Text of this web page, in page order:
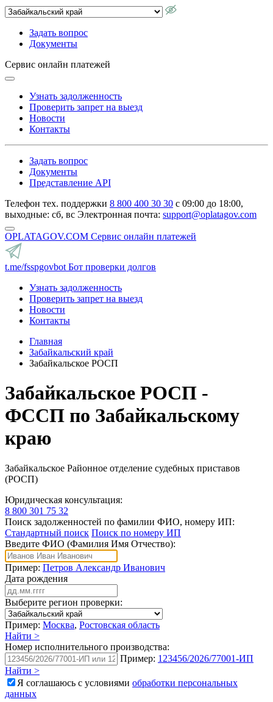
Задать вопрос
Документы
Сервис онлайн платежей
Узнать задолженность
Проверить запрет на выезд
Новости
Контакты
Задать вопрос
Документы
Представление API
Телефон тех. поддержки 8 800 400 30 30 с 09:00 до 18:00,
выходные: сб, вс Электронная почта: support@oplatagov.com
OPLATAGOV.COM Сервис онлайн платежей
t.me/fsspgovbot Бот проверки долгов
Узнать задолженность
Проверить запрет на выезд
Новости
Контакты
Главная
Забайкальский край
Забайкальское РОСП
Забайкальское РОСП -
ФССП по Забайкальскому
краю
Забайкальское Районное отделение судебных приставов
(РОСП)
Юридическая консультация:
8 800 301 75 32
Поиск задолженностей по фамилии ФИО, номеру ИП:
Стандартный поиск Поиск по номеру ИП
Введите ФИО (Фамилия Имя Отчество):
Пример: Петров Александр Иванович
Дата рождения
Выберите регион проверки:
Пример: Москва, Ростовская область
Найти >
Номер исполнительного производства:
Пример: 123456/2026/77001-ИП
Найти >
Я соглашаюсь с условиями обработки персональных
данных